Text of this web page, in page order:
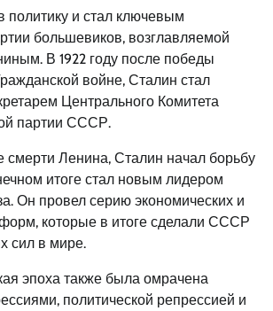
политику и стал ключевым
большевиков, возглавляемой
В 1922 году после победы
войне, Сталин стал
Центрального Комитета
партии СССР.
смерти Ленина, Сталин начал борьбу
итоге стал новым лидером
Он провел серию экономических и
которые в итоге сделали СССР
сил в мире.
эпоха также была омрачена
политической репрессией и